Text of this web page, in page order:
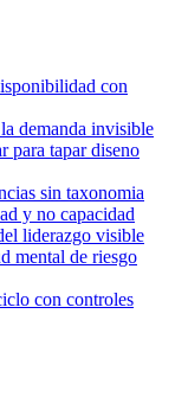
con
demanda invisible
para tapar diseno
sin taxonomia
y no capacidad
liderazgo visible
mental de riesgo
con controles